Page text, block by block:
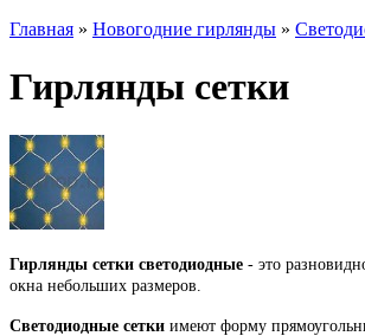
Главная » Новогодние гирлянды »
Гирлянды сетки
Гирлянды сетки светодиодные - это
окна небольших размеров.
Светодиодные сетки имеют форму